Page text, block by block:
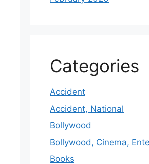
Categories
Accident
Accident, National
Bollywood
Bollywood, Cinema,
Books